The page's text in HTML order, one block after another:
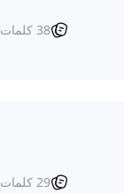
38 كلمات
29 كلمات